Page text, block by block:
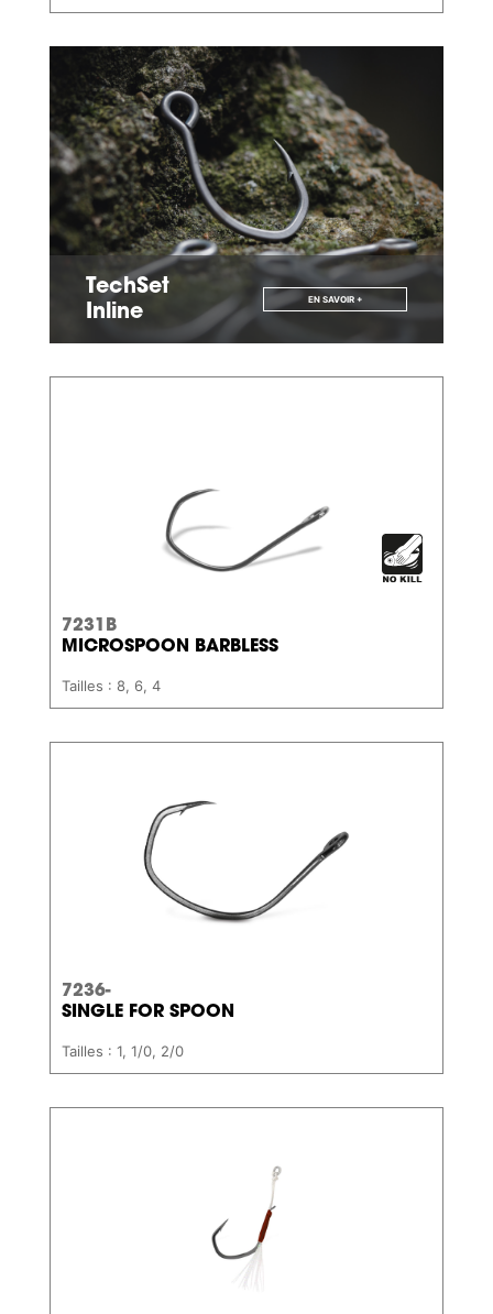
TechSet
Inline
EN SAVOIR +
7231B
MICROSPOON BARBLESS
Tailles : 8, 6, 4
7236-
SINGLE FOR SPOON
Tailles : 1, 1/0, 2/0